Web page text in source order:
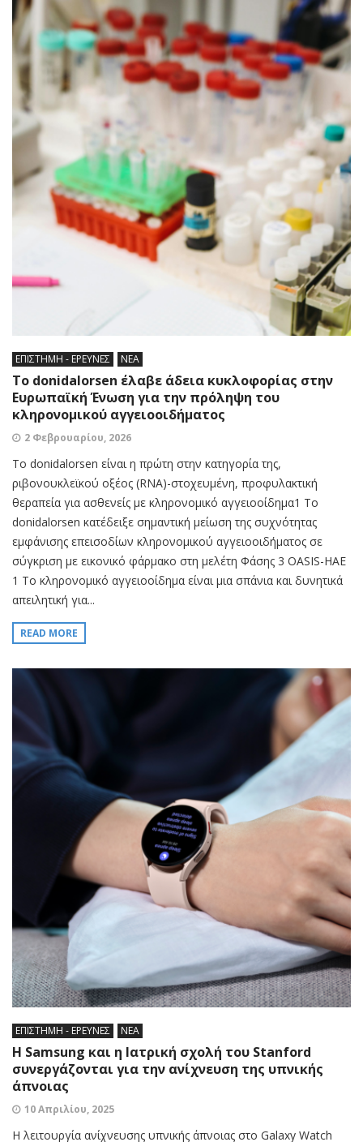
ΕΠΙΣΤΗΜΗ - ΕΡΕΥΝΕΣ ΝΕΑ
Το donidalorsen έλαβε άδεια κυκλοφορίας στην
Ευρωπαϊκή Ένωση για την πρόληψη του
κληρονομικού αγγειοοιδήματος
2 Φεβρουαρίου, 2026
Το donidalorsen είναι η πρώτη στην κατηγορία της,
ριβονουκλεϊκού οξέος (RNA)-στοχευμένη, προφυλακτική
θεραπεία για ασθενείς με κληρονομικό αγγειοοίδημα1 Το
donidalorsen κατέδειξε σημαντική μείωση της συχνότητας
εμφάνισης επεισοδίων κληρονομικού αγγειοοιδήματος σε
σύγκριση με εικονικό φάρμακο στη μελέτη Φάσης 3 OASIS-HAE
1 Το κληρονομικό αγγειοοίδημα είναι μια σπάνια και δυνητικά
απειλητική για...
READ MORE
ΕΠΙΣΤΗΜΗ - ΕΡΕΥΝΕΣ ΝΕΑ
Η Samsung και η Ιατρική σχολή του Stanford
συνεργάζονται για την ανίχνευση της υπνικής
άπνοιας
10 Απριλίου, 2025
Η λειτουργία ανίχνευσης υπνικής άπνοιας στο Galaxy Watch